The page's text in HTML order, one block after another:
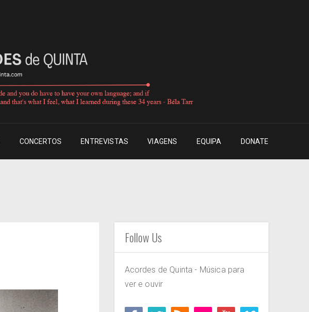
CONCERTOS ENTREVISTAS VIAGENS EQUIPA DONATE
Follow Us
Acordes de Quinta - Música para
ver e ouvir